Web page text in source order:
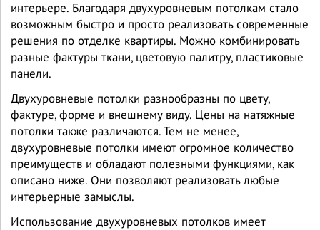
интерьере. Благодаря двухуровневым потолкам стало
возможным быстро и просто реализовать современные
решения по отделке квартиры. Можно комбинировать
разные фактуры ткани, цветовую палитру, пластиковые
панели.
Двухуровневые потолки разнообразны по цвету,
фактуре, форме и внешнему виду. Цены на натяжные
потолки также различаются. Тем не менее,
двухуровневые потолки имеют огромное количество
преимуществ и обладают полезными функциями, как
описано ниже. Они позволяют реализовать любые
интерьерные замыслы.
Использование двухуровневых потолков имеет